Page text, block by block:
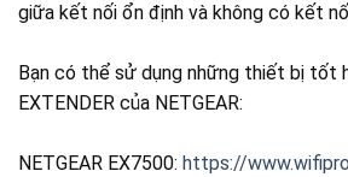
giữa kết nối ổn định và không có kết
Bạn có thể sử dụng những thiết bị tốt
EXTENDER của NETGEAR:
NETGEAR EX7500: https://